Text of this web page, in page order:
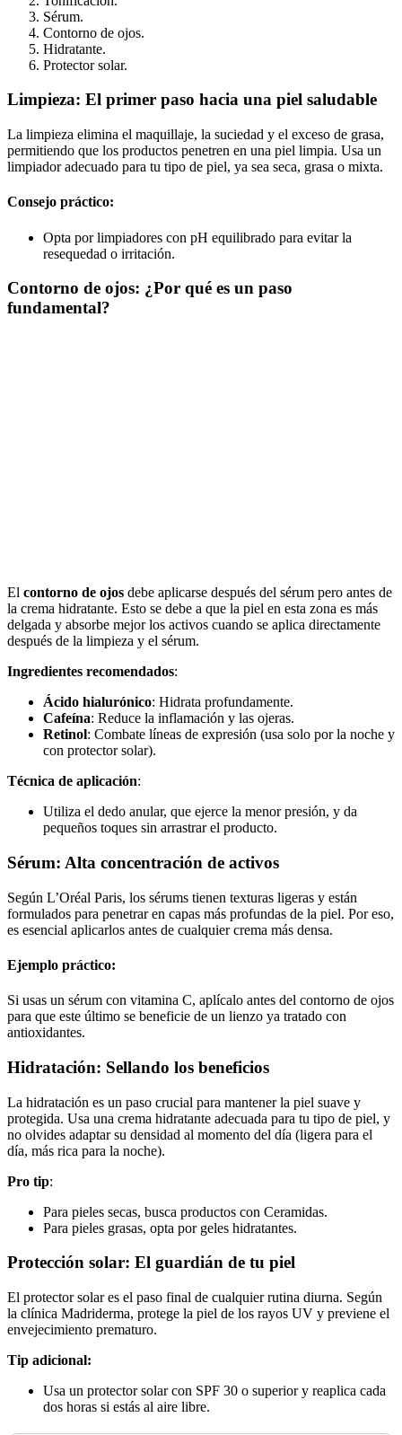
Sérum.
Contorno de ojos.
Hidratante.
Protector solar.
Limpieza: El primer paso hacia una piel saludable
La limpieza elimina el maquillaje, la suciedad y el exceso de grasa,
permitiendo que los productos penetren en una piel limpia. Usa un
limpiador adecuado para tu tipo de piel, ya sea seca, grasa o mixta.
Consejo práctico:
Opta por limpiadores con pH equilibrado para evitar la
resequedad o irritación.
Contorno de ojos: ¿Por qué es un paso
fundamental?
El contorno de ojos debe aplicarse después del sérum pero antes de
la crema hidratante. Esto se debe a que la piel en esta zona es más
delgada y absorbe mejor los activos cuando se aplica directamente
después de la limpieza y el sérum.
Ingredientes recomendados:
Ácido hialurónico: Hidrata profundamente.
Cafeína: Reduce la inflamación y las ojeras.
Retinol: Combate líneas de expresión (usa solo por la noche y
con protector solar).
Técnica de aplicación:
Utiliza el dedo anular, que ejerce la menor presión, y da
pequeños toques sin arrastrar el producto.
Sérum: Alta concentración de activos
Según L’Oréal Paris, los sérums tienen texturas ligeras y están
formulados para penetrar en capas más profundas de la piel. Por eso,
es esencial aplicarlos antes de cualquier crema más densa.
Ejemplo práctico:
Si usas un sérum con vitamina C, aplícalo antes del contorno de ojos
para que este último se beneficie de un lienzo ya tratado con
antioxidantes.
Hidratación: Sellando los beneficios
La hidratación es un paso crucial para mantener la piel suave y
protegida. Usa una crema hidratante adecuada para tu tipo de piel, y
no olvides adaptar su densidad al momento del día (ligera para el
día, más rica para la noche).
Pro tip:
Para pieles secas, busca productos con Ceramidas.
Para pieles grasas, opta por geles hidratantes.
Protección solar: El guardián de tu piel
El protector solar es el paso final de cualquier rutina diurna. Según
la clínica Madriderma, protege la piel de los rayos UV y previene el
envejecimiento prematuro.
Tip adicional:
Usa un protector solar con SPF 30 o superior y reaplica cada
dos horas si estás al aire libre.